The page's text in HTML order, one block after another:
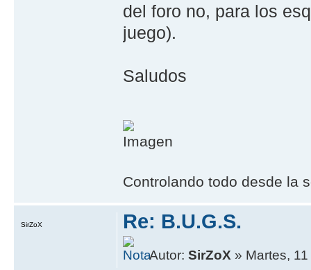
del foro no, para los
juego).
Saludos
Controlando todo desde la
Re: B.U.G.S.
Autor:SirZoX » Martes,
SirZoX